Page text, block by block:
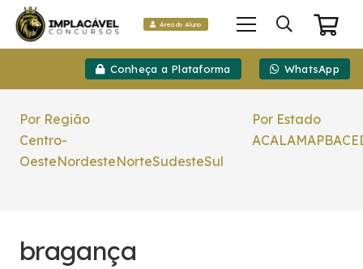
Área do Aluno
Conheça a Plataforma WhatsApp
Por Região
Centro-
OesteNordesteNorteSudesteSul
Por Estado
ACALAMAPBACE
bragança